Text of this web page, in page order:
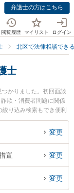
弁護士の方はこちら
閲覧履歴 マイリスト ログイン
北区で法律相談でき
士
かりました。初回面談
欺・消費者問題に関係
り込み検索もでき便利
弁護士法人アクロピース
克也弁護士のプロフィー
したい』『初回相談無
相談予約したい』など
変更
置 変更
変更